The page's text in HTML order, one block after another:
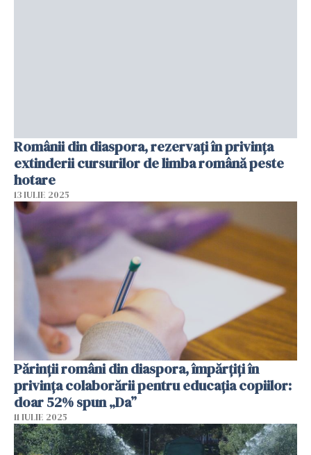
Românii din diaspora, rezervați în privința
extinderii cursurilor de limba română peste
hotare
13 IULIE 2025
Părinții români din diaspora, împărțiți în
privința colaborării pentru educația copiilor:
doar 52% spun „Da”
11 IULIE 2025